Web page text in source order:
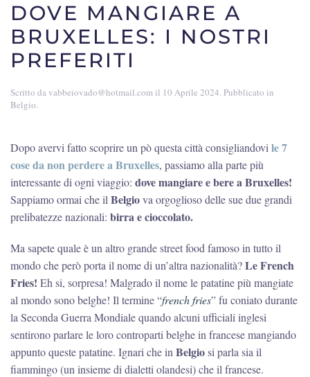
DOVE MANGIARE A
BRUXELLES: I NOSTRI
PREFERITI
Scritto davabbeiovado@hotmail.com il 10 Aprile 2024. Pubblicato in
Belgio.
Dopo avervi fatto scoprire un pò questa città consigliandovi le 7
cose da non perdere a Bruxelles, passiamo alla parte più
interessante di ogni viaggio: dove mangiare e bere a Bruxelles!
Sappiamo ormai che il Belgiova orgoglioso delle sue due grandi
prelibatezze nazionali: birra e cioccolato.
Ma sapete quale è un altro grande street food famoso in tutto il
mondo che però porta il nome di un’altra nazionalità?Le French
Fries! Eh si, sorpresa! Malgrado il nome le patatine più mangiate
al mondo sono belghe! Il termine “french fries” fu coniato durante
la Seconda Guerra Mondiale quando alcuni ufficiali inglesi
sentirono parlare le loro controparti belghe in francese mangiando
appunto queste patatine. Ignari che in Belgiosi parla sia il
fiammingo (un insieme di dialetti olandesi) che il francese.